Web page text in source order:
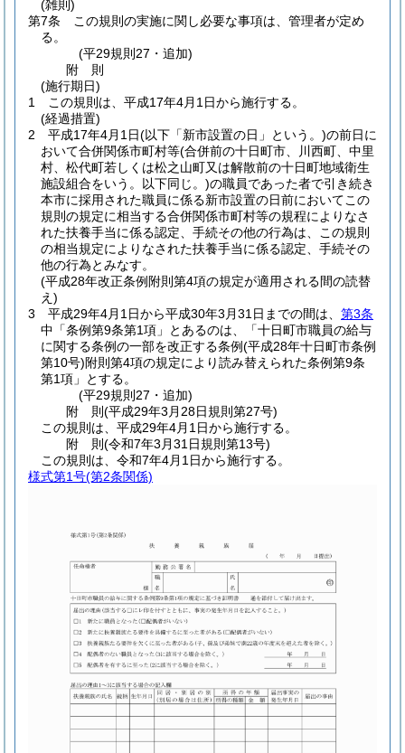
(雑則)
第7条
この規則の実施に関し必要な事項は、管理者が定め
る。
(平29規則27・追加)
附 則
(施行期日)
1
この規則は、平成17年4月1日から施行する。
(経過措置)
2
平成17年4月1日(以下「新市設置の日」という。)の前日に
おいて合併関係市町村等(合併前の十日町市、川西町、中里
村、松代町若しくは松之山町又は解散前の十日町地域衛生
施設組合をいう。以下同じ。)の職員であった者で引き続き
本市に採用された職員に係る新市設置の日前においてこの
規則の規定に相当する合併関係市町村等の規程によりなさ
れた扶養手当に係る認定、手続その他の行為は、この規則
の相当規定によりなされた扶養手当に係る認定、手続その
他の行為とみなす。
(平成28年改正条例附則第4項の規定が適用される間の読替
え)
3
平成29年4月1日から平成30年3月31日までの間は、 第3条
中「条例第9条第1項」とあるのは、「十日町市職員の給与
に関する条例の一部を改正する条例(平成28年十日町市条例
第10号)附則第4項の規定により読み替えられた条例第9条
第1項」とする。
(平29規則27・追加)
附 則(平成29年3月28日規則第27号)
この規則は、平成29年4月1日から施行する。
附 則(令和7年3月31日規則第13号)
この規則は、令和7年4月1日から施行する。
様式第1号(第2条関係)